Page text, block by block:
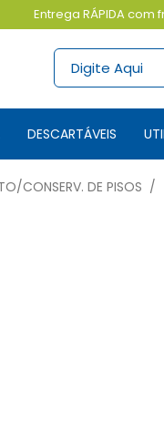
Entrega RÁPIDA
DESCARTÁVEIS
CONSERV. DE PISOS